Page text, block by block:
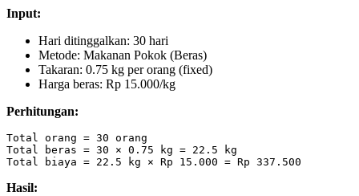
Input:
Hari ditinggalkan: 30 hari
Metode: Makanan Pokok (Beras)
Takaran: 0.75 kg per orang (fixed)
Harga beras: Rp 15.000/kg
Perhitungan:
Total orang = 30 orang
Total beras = 30 × 0.75 kg = 22.5 kg
Hasil: